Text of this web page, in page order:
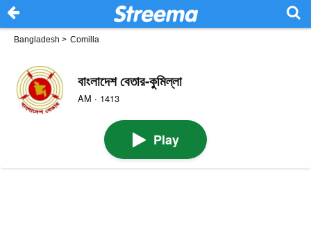
Bangladesh > Comilla
বাংলাদেশ বেতার-কুমিল্লা
AM · 1413
Play